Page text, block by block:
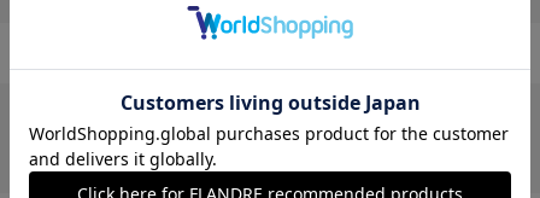
ワイン ￥15,600 (税込)